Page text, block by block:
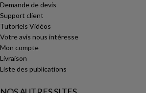
Demande de devis
Support client
Tutoriels Vidéos
Votre avis nous intéresse
Mon compte
Livraison
Liste des publications